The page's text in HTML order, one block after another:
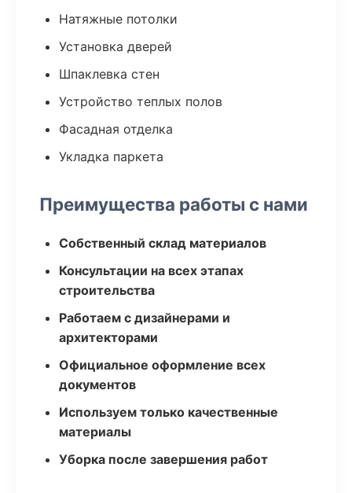
Натяжные потолки
Установка дверей
Шпаклевка стен
Устройство теплых полов
Фасадная отделка
Укладка паркета
Преимущества работы с нами
Собственный склад материалов
Консультации на всех этапах
строительства
Работаем с дизайнерами и
архитекторами
Официальное оформление всех
документов
Используем только качественные
материалы
Уборка после завершения работ